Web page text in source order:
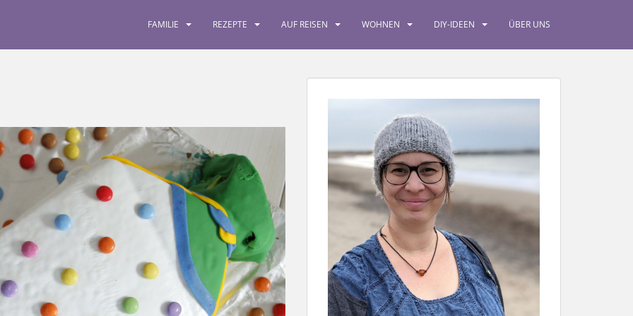
FAMILIE REZEPTE AUF REISEN WOHNEN DIY-IDEEN ÜBER UNS